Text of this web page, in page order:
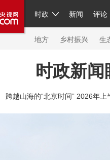
时政 新闻 评论
人民领袖习近平 联播+
直播 片库 栏目大全
繁体 海外频道
地方 乡村振兴 生
网络春晚 共产党员网 秧
国内 国际 评论 经济
时政新
跨越山海的“北京时间” 2026年